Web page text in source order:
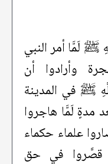
لَمَّا أمر النبي
وأرادوا أن
ﷺ في المدينة
مدةٍ لَمَّا هاجروا
علماء حكماء
قصَّروا في حق